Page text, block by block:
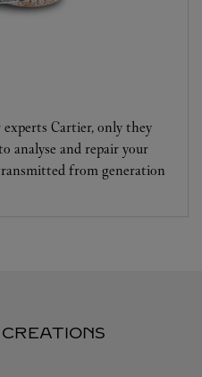
Cartier, only they
analyse and repair your
from generation